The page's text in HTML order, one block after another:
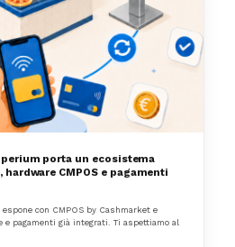
porta un ecosistema
CMPOS e pagamenti
con CMPOS by Cashmarket e
e pagamenti già integrati. Ti aspettiamo al